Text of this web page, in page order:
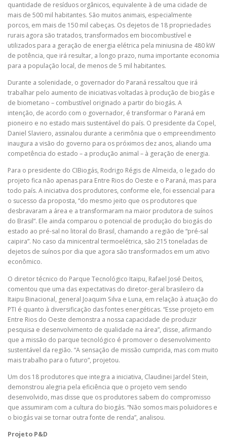
quantidade de resíduos orgânicos, equivalente à de uma cidade de
mais de 500 mil habitantes. São muitos animais, especialmente
porcos, em mais de 150 mil cabeças. Os dejetos de 18 propriedades
rurais agora são tratados, transformados em biocombustível e
utilizados para a geração de energia elétrica pela miniusina de 480 kW
de potência, que irá resultar, a longo prazo, numa importante economia
para a população local, de menos de 5 mil habitantes.
Durante a solenidade, o governador do Paraná ressaltou que irá
trabalhar pelo aumento de iniciativas voltadas à produção de biogás e
de biometano – combustível originado a partir do biogás. A
intenção, de acordo com o governador, é transformar o Paraná em
pioneiro e no estado mais sustentável do país. O presidente da Copel,
Daniel Slaviero, assinalou durante a cerimônia que o empreendimento
inaugura a visão do governo para os próximos dez anos, aliando uma
competência do estado – a produção animal – à geração de energia.
Para o presidente do CIBiogás, Rodrigo Régis de Almeida, o legado do
projeto fica não apenas para Entre Rios do Oeste e o Paraná, mas para
todo país. A iniciativa dos produtores, conforme ele, foi essencial para
o sucesso da proposta, “do mesmo jeito que os produtores que
desbravaram a área e a transformaram na maior produtora de suínos
do Brasil”. Ele ainda comparou o potencial de produção do biogás do
estado ao pré-sal no litoral do Brasil, chamando a região de “pré-sal
caipira”. No caso da minicentral termoelétrica, são 215 toneladas de
dejetos de suínos por dia que agora são transformados em um ativo
econômico.
O diretor técnico do Parque Tecnológico Itaipu, Rafael José Deitos,
comentou que uma das expectativas do diretor-geral brasileiro da
Itaipu Binacional, general Joaquim Silva e Luna, em relação à atuação do
PTI é quanto à diversificação das fontes energéticas. “Esse projeto em
Entre Rios do Oeste demonstra a nossa capacidade de produzir
pesquisa e desenvolvimento de qualidade na área”, disse, afirmando
que a missão do parque tecnológico é promover o desenvolvimento
sustentável da região. “A sensação de missão cumprida, mas com muito
mais trabalho para o futuro”, projetou.
Um dos 18 produtores que integra a iniciativa, Claudinei Jardel Stein,
demonstrou alegria pela eficiência que o projeto vem sendo
desenvolvido, mas disse que os produtores sabem do compromisso
que assumiram com a cultura do biogás. “Não somos mais poluidores e
o biogás vai se tornar outra fonte de renda”, analisou.
Projeto P&D